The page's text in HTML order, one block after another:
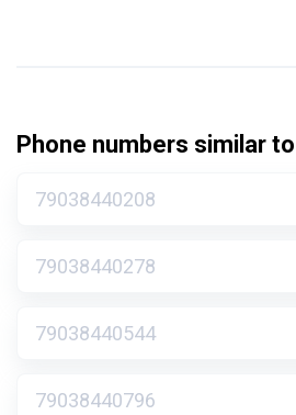
Phone numbers similar
79038440208
79038440278
79038440544
79038440796